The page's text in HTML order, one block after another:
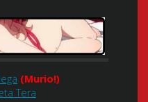
(Murio!)
Tera